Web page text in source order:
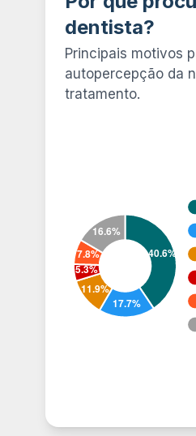
dentista?
Principais motivos
autopercepção da
tratamento.